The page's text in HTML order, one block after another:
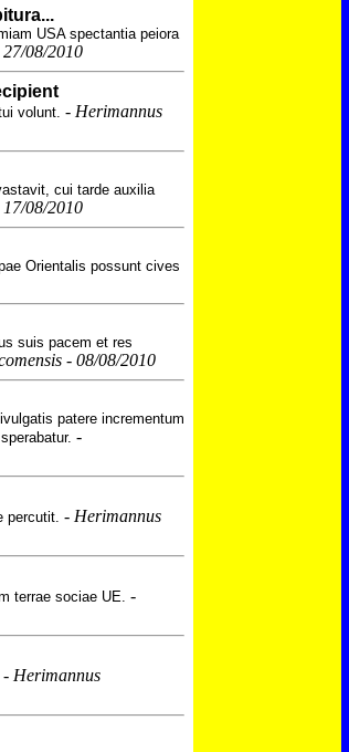
USA spectantia peiora
08/2010
volunt. - Herimannus
cui tarde auxilia
08/2010
Orientalis possunt cives
suis pacem et res
- 08/08/2010
patere incrementum
-
percutit. - Herimannus
terrae sociae UE. -
- Herimannus